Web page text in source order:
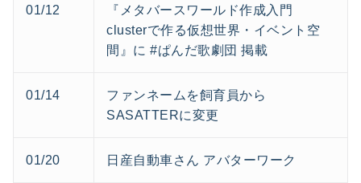
01/12
『メタバースワールド作成入門
clusterで作る仮想世界・イベント空
間』に #ぱんだ歌劇団 掲載
01/14
ファンネームを飼育員から
SASATTERに変更
01/20 日産自動車さん アバターワーク